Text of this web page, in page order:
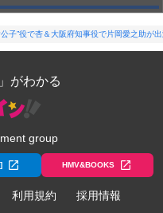
公子”役で杏＆大阪府知事役で片岡愛之助が
がわかる
group
HMV&BOOKS
利用規約 採用情報